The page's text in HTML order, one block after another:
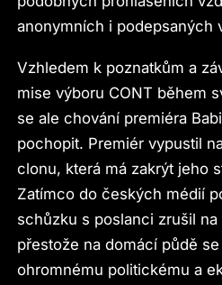
anonymních i podepsaných
Vzhledem k poznatkům a
mise výboru CONT během
se ale chování premiéra
pochopit. Premiér vypustil
clonu, která má zakrýt jeho
Zatímco do českých médií
schůzku s poslanci zrušil
přestože na domácí půdě
ohromnému politickému a